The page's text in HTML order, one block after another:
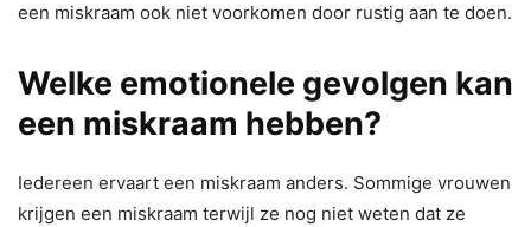
een miskraam ook niet voorkomen door rustig aan te doen.
Welke emotionele gevolgen kan
een miskraam hebben?
Iedereen ervaart een miskraam anders. Sommige vrouwen
krijgen een miskraam terwijl ze nog niet weten dat ze